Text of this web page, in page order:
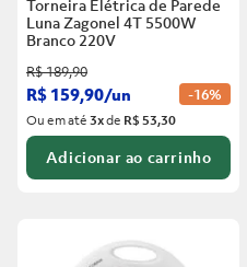
Torneira Elétrica de Parede
Luna Zagonel 4T 5500W
Branco 220V
R$189,90
R$ 159,90/un -16%
Ou em até3xde R$ 53,30
Adicionar ao carrinho